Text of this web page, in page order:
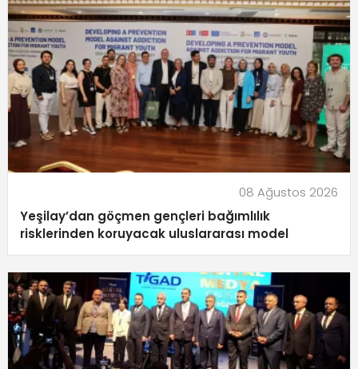
08 Ağustos 2026
Yeşilay’dan göçmen gençleri bağımlılık
risklerinden koruyacak uluslararası model